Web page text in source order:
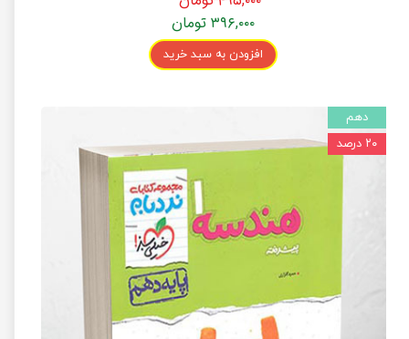
۳۹۶,۰۰۰ تومان
افزودن به سبد خرید
دهم
۲۰ درصد